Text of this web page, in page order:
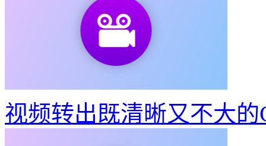
视频转出既清晰又不大的